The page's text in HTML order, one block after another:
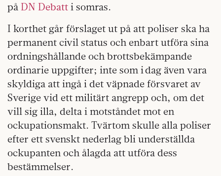
på DN Debatt i somras.
I korthet går förslaget ut på att poliser ska ha
permanent civil status och enbart utföra sina
ordningshållande och brottsbekämpande
ordinarie uppgifter; inte som i dag även vara
skyldiga att ingå i det väpnade försvaret av
Sverige vid ett militärt angrepp och, om det
vill sig illa, delta i motståndet mot en
ockupationsmakt. Tvärtom skulle alla poliser
efter ett svenskt nederlag bli underställda
ockupanten och ålagda att utföra dess
bestämmelser.